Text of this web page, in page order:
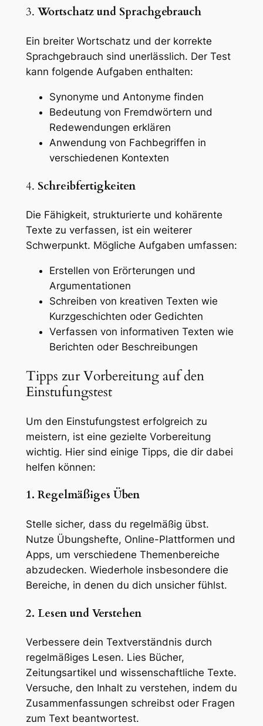
3. Wortschatz und Sprachgebrauch
Ein breiter Wortschatz und der korrekte
Sprachgebrauch sind unerlässlich. Der Test
kann folgende Aufgaben enthalten:
Synonyme und Antonyme finden
Bedeutung von Fremdwörtern und
Redewendungen erklären
Anwendung von Fachbegriffen in
verschiedenen Kontexten
4. Schreibfertigkeiten
Die Fähigkeit, strukturierte und kohärente
Texte zu verfassen, ist ein weiterer
Schwerpunkt. Mögliche Aufgaben umfassen:
Erstellen von Erörterungen und
Argumentationen
Schreiben von kreativen Texten wie
Kurzgeschichten oder Gedichten
Verfassen von informativen Texten wie
Berichten oder Beschreibungen
Tipps zur Vorbereitung auf den
Einstufungstest
Um den Einstufungstest erfolgreich zu
meistern, ist eine gezielte Vorbereitung
wichtig. Hier sind einige Tipps, die dir dabei
helfen können:
1. Regelmäßiges Üben
Stelle sicher, dass du regelmäßig übst.
Nutze Übungshefte, Online-Plattformen und
Apps, um verschiedene Themenbereiche
abzudecken. Wiederhole insbesondere die
Bereiche, in denen du dich unsicher fühlst.
2. Lesen und Verstehen
Verbessere dein Textverständnis durch
regelmäßiges Lesen. Lies Bücher,
Zeitungsartikel und wissenschaftliche Texte.
Versuche, den Inhalt zu verstehen, indem du
Zusammenfassungen schreibst oder Fragen
zum Text beantwortest.